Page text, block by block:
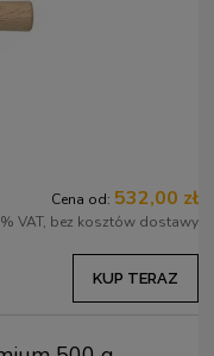
Cena od: 532,00 zł
VAT, bez kosztów dostawy
KUP TERAZ